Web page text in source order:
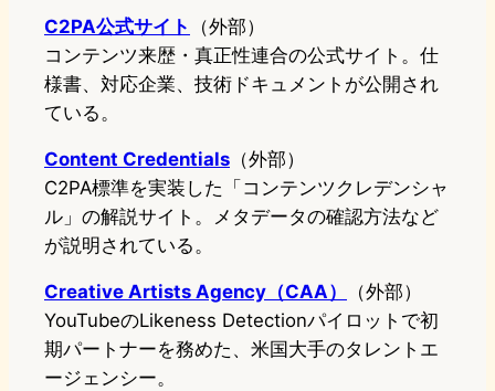
C2PA公式サイト
（外部）
コンテンツ来歴・真正性連合の公式サイト。仕
様書、対応企業、技術ドキュメントが公開され
ている。
Content Credentials （外部）
C2PA標準を実装した「コンテンツクレデンシャ
ル」の解説サイト。メタデータの確認方法など
が説明されている。
Creative Artists Agency（CAA）
（外部）
YouTubeのLikeness Detectionパイロットで初
期パートナーを務めた、米国大手のタレントエ
ージェンシー。